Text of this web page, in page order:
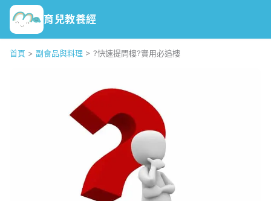
育兒教養經
首頁 > 副食品與料理 > ?快速提問樓?實用必追樓